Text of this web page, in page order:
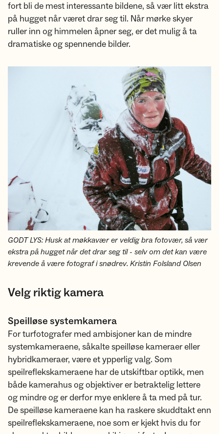
fort bli de mest interessante bildene, så vær litt ekstra
på hugget når været drar seg til. Når mørke skyer
ruller inn og himmelen åpner seg, er det mulig å ta
dramatiske og spennende bilder.
GODT LYS: Husk at møkkavær er veldig bra fotovær, så vær
ekstra på hugget når det drar seg til - selv om det kan være
krevende å være fotograf i snødrev. Kristin Folsland Olsen
Velg riktig kamera
Speilløse systemkamera
For turfotografer med ambisjoner kan de mindre
systemkameraene, såkalte speilløse kameraer eller
hybridkameraer, være et ypperlig valg. Som
speilreflekskameraene har de utskiftbar optikk, men
både kamerahus og objektiver er betraktelig lettere
og mindre og er derfor mye enklere å ta med på tur.
De speilløse kameraene kan ha raskere skuddtakt enn
speilreflekskameraene, noe som er kjekt hvis du for